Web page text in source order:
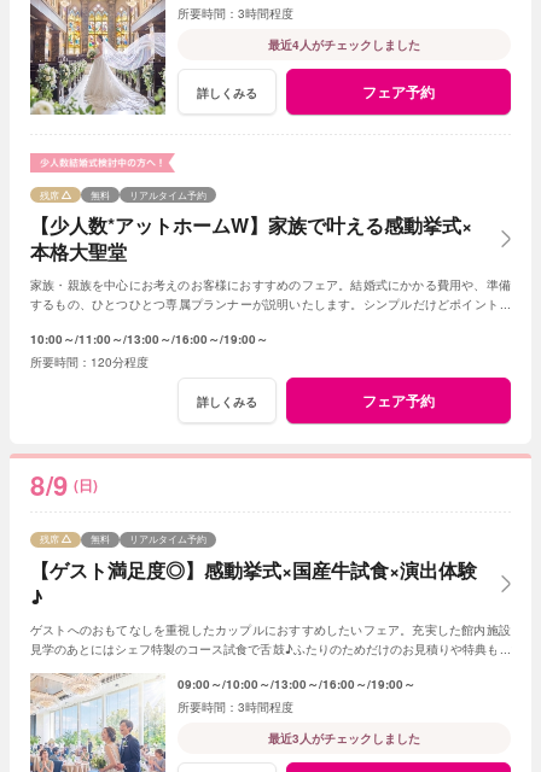
3時間程度
最近4人がチェックしました
詳しくみる フェア予約
【少人数*アットホームW】家族で叶える感動挙式×
本格大聖堂
残席 無料 リアルタイム予約
家族・親族を中心にお考えのお客様におすすめのフェア。結婚式にかかる費用や、準備
するもの、ひとつひとつ専属プランナーが説明いたします。シンプルだけどポイントを
10:00～ 11:00～ 13:00～ 16:00～ 19:00～
120分程度
詳しくみる フェア予約
8/9 (日)
【ゲスト満足度◎】感動挙式×国産牛試食×演出体験
♪
残席 無料 リアルタイム予約
ゲストへのおもてなしを重視したカップルにおすすめしたいフェア。充実した館内施設
見学のあとにはシェフ特製のコース試食で舌鼓♪ふたりのためだけのお見積りや特典もご
09:00～ 10:00～ 13:00～ 16:00～ 19:00～
3時間程度
最近3人がチェックしました